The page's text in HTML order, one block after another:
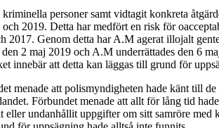
personer samt vidtagit konkreta
2019. Detta har medfört en risk för
2017. Genom detta har A.M agerat illojalt
2 maj 2019 och A.M underrättades den 6
innebär att detta kan läggas till grund för
menade att polismyndigheten hade känt till
Förbundet menade att allt för lång tid
undanhållit uppgifter om sitt samröre med